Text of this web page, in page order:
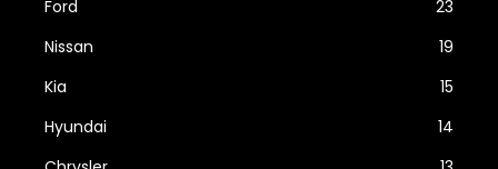
Ford
23
Nissan
19
Kia
15
Hyundai
14